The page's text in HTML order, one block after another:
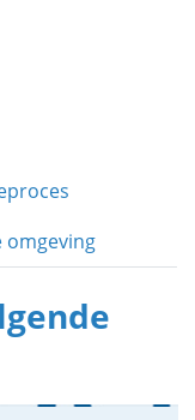
omgeving